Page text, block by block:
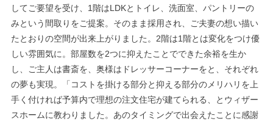
してご要望を受け、1階はLDKとトイレ、洗面室、パントリーの
みという間取りをご提案。そのまま採用され、ご夫妻の想い描い
たとおりの空間が出来上がりました。2階は1階とは変化をつけ優
しい雰囲気に。部屋数を2つに抑えたことでできた余裕を生か
し、ご主人は書斎を、奥様はドレッサーコーナーをと、それぞれ
の夢も実現。「コストを掛ける部分と抑える部分のメリハリを上
手く付ければ予算内で理想の注文住宅が建てられる、とウィザー
スホームに教わりました。あのタイミングで出会えたことに感謝